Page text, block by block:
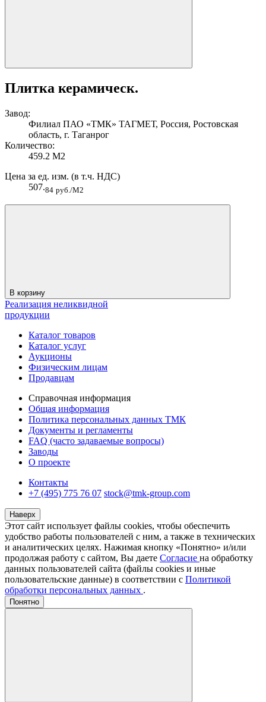
Плитка керамическ.
Завод:
Филиал ПАО «ТМК» ТАГМЕТ, Россия, Ростовская
область, г. Таганрог
Количество:
459.2 М2
Цена за ед. изм. (в т.ч. НДС)
507.84 руб./М2
В корзину
Реализация неликвидной
продукции
Каталог товаров
Каталог услуг
Аукционы
Физическим лицам
Продавцам
Справочная информация
Общая информация
Политика персональных данных ТМК
Документы и регламенты
FAQ (часто задаваемые вопросы)
Заводы
О проекте
Контакты
+7 (495) 775 76 07 stock@tmk-group.com
Наверх
Этот сайт использует файлы cookies, чтобы обеспечить
удобство работы пользователей с ним, а также в технических
и аналитических целях. Нажимая кнопку «Понятно» и/или
продолжая работу с сайтом, Вы даете Согласие на обработку
данных пользователей сайта (файлы cookies и иные
пользовательские данные) в соответствии с Политикой
обработки персональных данных .
Понятно